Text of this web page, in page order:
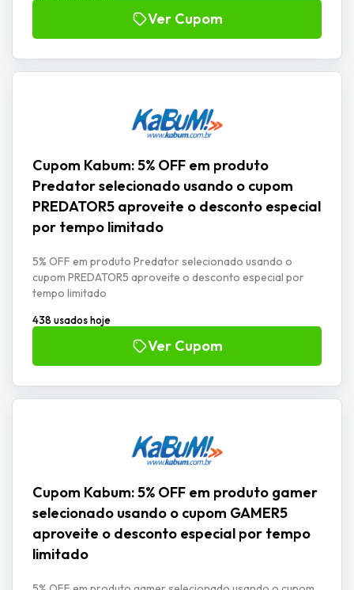
Ver Cupom
Cupom Kabum: 5% OFF em produto
Predator selecionado usando o cupom
PREDATOR5 aproveite o desconto especial
por tempo limitado
5% OFF em produto Predator selecionado usando o
cupom PREDATOR5 aproveite o desconto especial por
tempo limitado
438 usados hoje
Ver Cupom
Cupom Kabum: 5% OFF em produto gamer
selecionado usando o cupom GAMER5
aproveite o desconto especial por tempo
limitado